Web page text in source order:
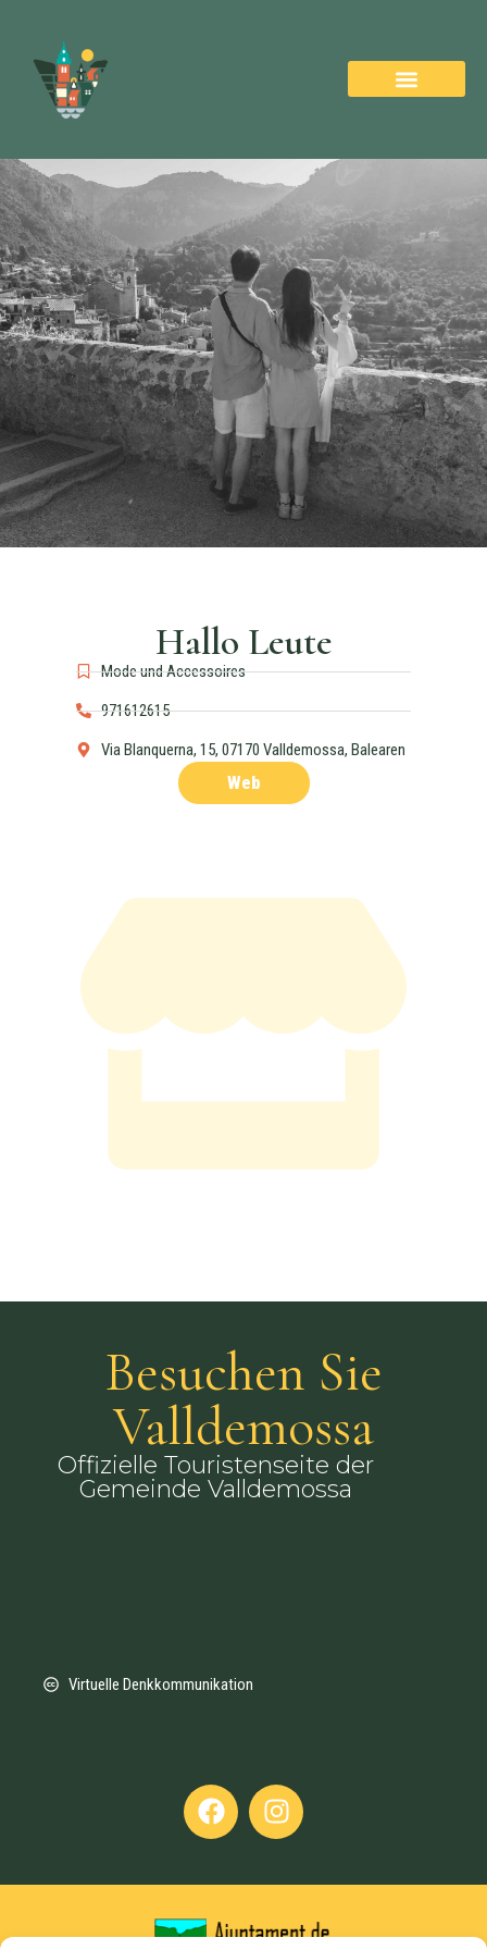
Hallo Leute
Mode und Accessoires
971612615
Via Blanquerna, 15, 07170 Valldemossa, Balearen
Web
Besuchen Sie
Valldemossa
Offizielle Touristenseite der
Gemeinde Valldemossa
Virtuelle Denkkommunikation